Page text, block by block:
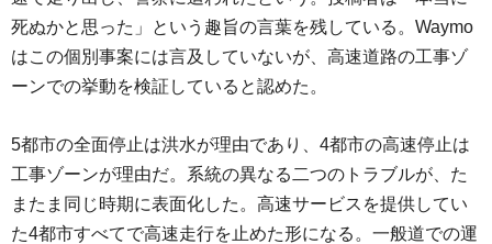
死ぬかと思った」という趣旨の言葉を残している。Waymo
はこの個別事案には言及していないが、高速道路の工事ゾ
ーンでの挙動を検証していると認めた。
5都市の全面停止は洪水が理由であり、4都市の高速停止は
工事ゾーンが理由だ。系統の異なる二つのトラブルが、た
またま同じ時期に表面化した。高速サービスを提供してい
た4都市すべてで高速走行を止めた形になる。一般道での運